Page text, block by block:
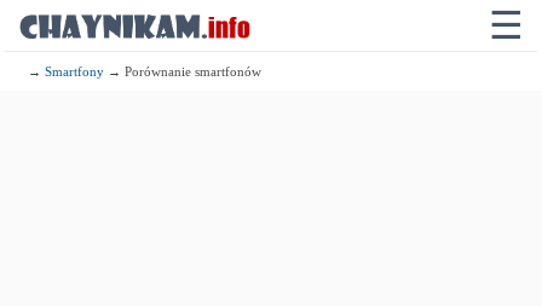
☰
→Smartfony → Porównanie smartfonów